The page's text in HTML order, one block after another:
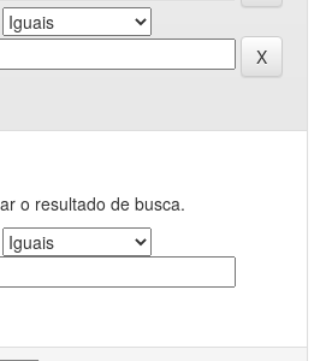
o resultado de busca.